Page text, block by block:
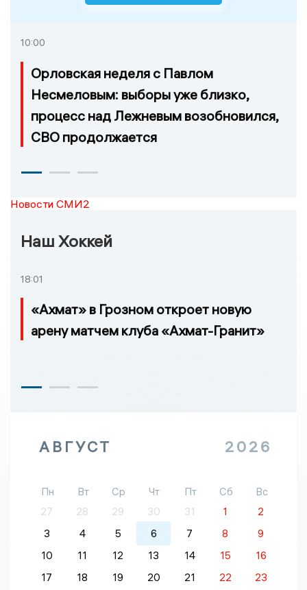
10:00
Орловская неделя с Павлом
Несмеловым: выборы уже близко,
процесс над Лежневым возобновился,
СВО продолжается
Новости СМИ2
Наш Хоккей
18:01
«Ахмат» в Грозном откроет новую
арену матчем клуба «Ахмат-Гранит»
АВГУСТ 2026
Пн Вт Ср Чт Пт Сб
Вс
27
28 29 30 31 1
2
3
4 5 6 7 8
9
10
11 12 13 14 15
16
17
18 19 20 21 22
23